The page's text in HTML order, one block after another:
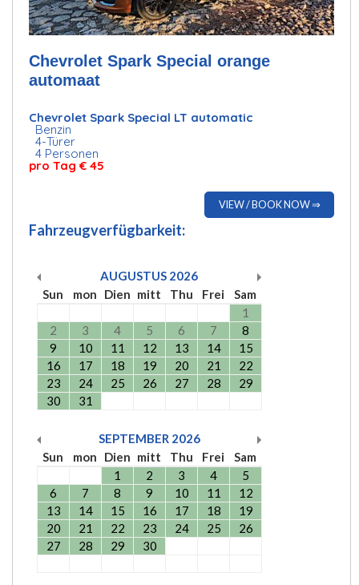
Chevrolet Spark Special orange
automaat
Chevrolet Spark Special LT automatic
Benzin
4-Türer
4 Personen
pro Tag€ 45
VIEW / BOOK NOW ⇒
Fahrzeugverfügbarkeit:
AUGUSTUS 2026
Sun
mon Dien mitt Thu Frei
Sam
1
2
3 4 5 6 7
8
9
10 11 12 13 14
15
16
17 18 19 20 21
22
23
24 25 26 27 28
29
30
31
SEPTEMBER 2026
Sun
mon Dien mitt Thu Frei
Sam
1
2 3 4
5
6
7 8 9 10 11
12
13
14 15 16 17 18
19
20
21 22 23 24 25
26
27
28 29 30